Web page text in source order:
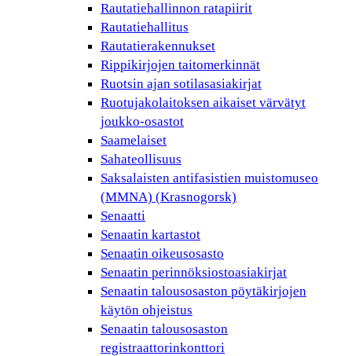
Rautatiehallinnon ratapiirit
Rautatiehallitus
Rautatierakennukset
Rippikirjojen taitomerkinnät
Ruotsin ajan sotilasasiakirjat
Ruotujakolaitoksen aikaiset värvätyt
joukko-osastot
Saamelaiset
Sahateollisuus
Saksalaisten antifasistien muistomuseo
(MMNA) (Krasnogorsk)
Senaatti
Senaatin kartastot
Senaatin oikeusosasto
Senaatin perinnöksiostoasiakirjat
Senaatin talousosaston pöytäkirjojen
käytön ohjeistus
Senaatin talousosaston
registraattorinkonttori